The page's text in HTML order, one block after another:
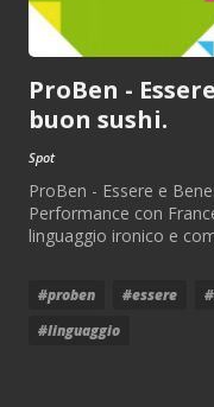
ProBen -
buon sushi.
Spot
ProBen - Essere e
Performance con
linguaggio ironico e
#proben #essere
#linguaggio